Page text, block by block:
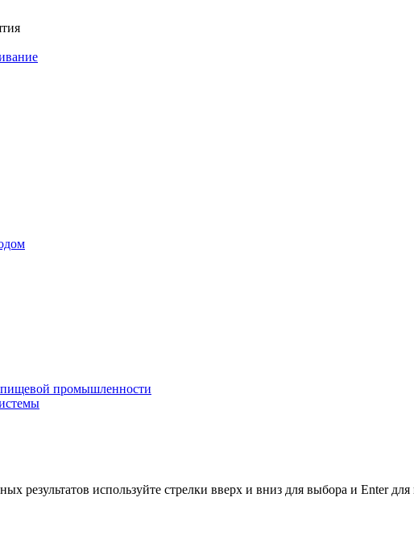
промышленности
результатов используйте стрелки вверх и вниз для выбора и Enter